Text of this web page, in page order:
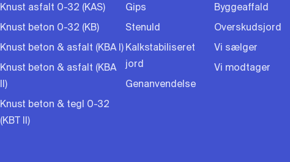
Knust asfalt 0-32 (KAS)
Knust beton 0-32 (KB)
Knust beton & asfalt (KBA I)
Knust beton & asfalt (KBA
II)
Knust beton & tegl 0-32
(KBT II)
Gips
Stenuld
Kalkstabiliseret
jord
Genanvendelse
Byggeaffald
Overskudsjord
Vi sælger
Vi modtager